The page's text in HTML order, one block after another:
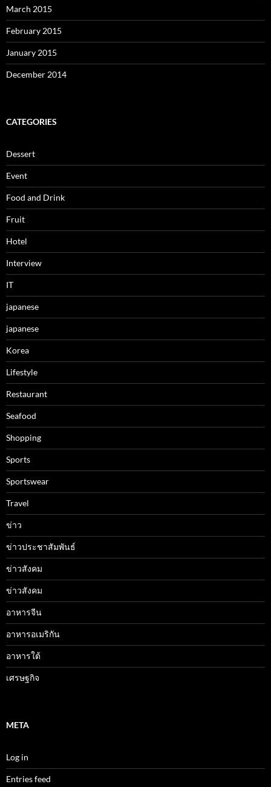
March 2015
February 2015
January 2015
December 2014
CATEGORIES
Dessert
Event
Food and Drink
Fruit
Hotel
Interview
IT
japanese
japanese
Korea
Lifestyle
Restaurant
Seafood
Shopping
Sports
Sportswear
Travel
ข่าว
ข่าวประชาสัมพันธ์
ข่าวสังคม
ข่าวสังคม
อาหารจีน
อาหารอเมริกัน
อาหารใต้
เศรษฐกิจ
META
Log in
Entries feed